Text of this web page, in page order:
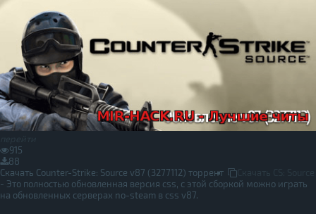
915
88
Скачать Counter-Strike: Source v87 (3277112) торрент
- Это полностью обновленная версия css, с этой сборкой можно играть
на обновленных серверах no-steam в css v87.